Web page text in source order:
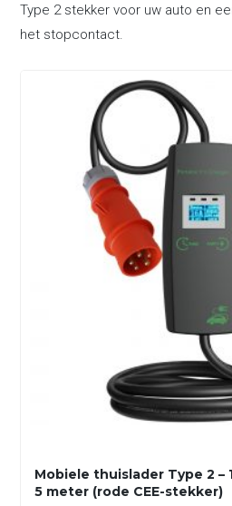
Type 2 stekker voor uw auto en
het stopcontact.
Mobiele thuislader Type 2 –
5 meter (rode CEE-stekker)